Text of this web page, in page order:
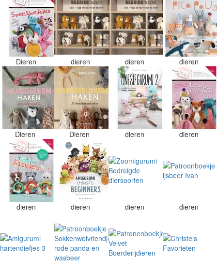
Dieren dieren dieren dieren
Dieren Dieren dieren dieren
dieren dieren dieren dieren